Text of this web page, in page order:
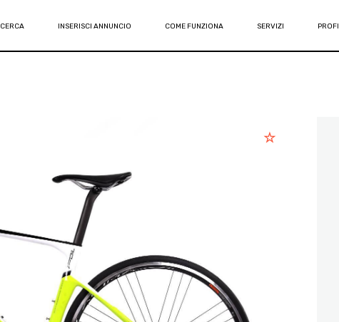
CERCA INSERISCI ANNUNCIO COME FUNZIONA SERVIZI